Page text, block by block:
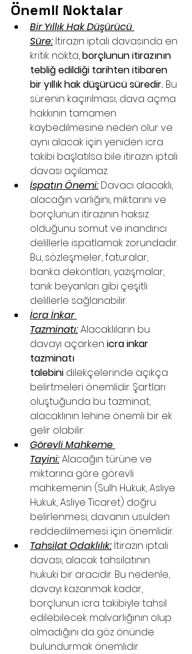
Önemli Noktalar
Bir Yıllık Hak Düşürücü
Süre: İtirazın iptali davasında en
kritik nokta, borçlunun itirazının
tebliğ edildiği tarihten itibaren
bir yıllık hak düşürücü süredir. Bu
sürenin kaçırılması, dava açma
hakkının tamamen
kaybedilmesine neden olur ve
aynı alacak için yeniden icra
takibi başlatılsa bile itirazın iptali
davası açılamaz.
İspatın Önemi: Davacı alacaklı,
alacağın varlığını, miktarını ve
borçlunun itirazının haksız
olduğunu somut ve inandırıcı
delillerle ispatlamak zorundadır.
Bu, sözleşmeler, faturalar,
banka dekontları, yazışmalar,
tanık beyanları gibi çeşitli
delillerle sağlanabilir.
İcra İnkar
Tazminatı: Alacaklıların bu
davayı açarken icra inkar
tazminatı
talebini dilekçelerinde açıkça
belirtmeleri önemlidir. Şartları
oluştuğunda bu tazminat,
alacaklının lehine önemli bir ek
gelir olabilir.
Görevli Mahkeme
Tayini: Alacağın türüne ve
miktarına göre görevli
mahkemenin (Sulh Hukuk, Asliye
Hukuk, Asliye Ticaret) doğru
belirlenmesi, davanın usulden
reddedilmemesi için önemlidir.
Tahsilat Odaklılık: İtirazın iptali
davası, alacak tahsilatının
hukuki bir aracıdır. Bu nedenle,
davayı kazanmak kadar,
borçlunun icra takibiyle tahsil
edilebilecek malvarlığının olup
olmadığını da göz önünde
bulundurmak önemlidir.